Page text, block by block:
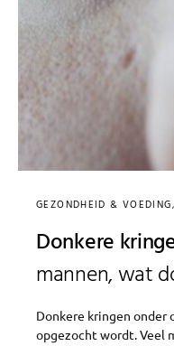
GEZONDHEID & VOEDING
Donkere
mannen, wat
Donkere kringen onder
opgezocht wordt. Veel